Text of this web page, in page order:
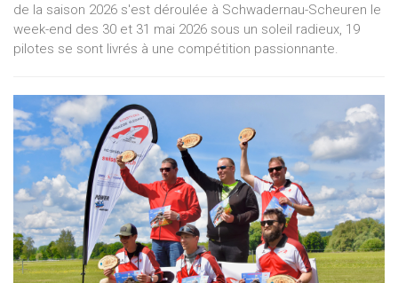
de la saison 2026 s'est déroulée à Schwadernau-Scheuren le
week-end des 30 et 31 mai 2026 sous un soleil radieux, 19
pilotes se sont livrés à une compétition passionnante.